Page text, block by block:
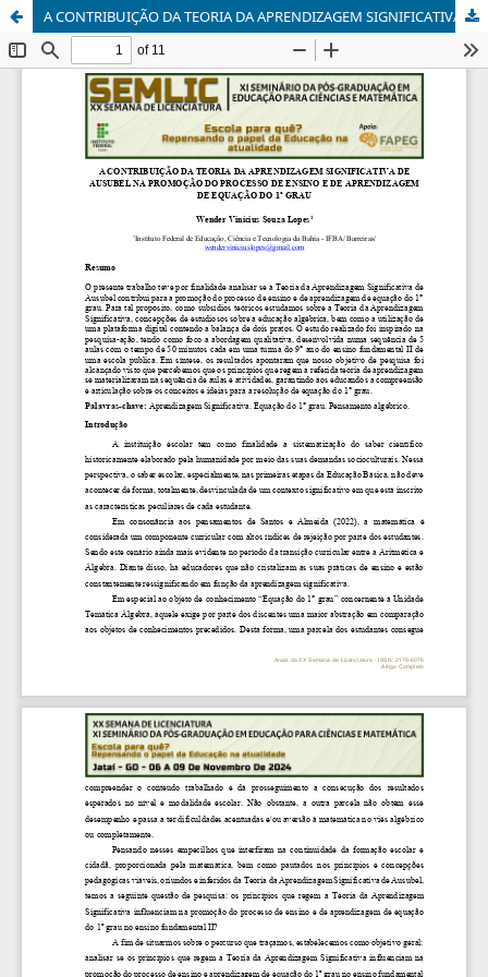
A CONTRIBUIÇÃO DA TEORIA DA APRENDIZAGEM SIGNIFICATIVA DE AUSUBEL NA PROMOÇÃO DO PROCESSO DE ENSINO E DE APRENDIZAGEM DE EQUAÇÃO DO 1º GRAU